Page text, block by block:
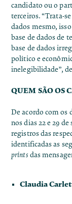
candidato ou o
terceiros. “Trata-
dados mesmo,
base de dados de
base de dados
político e
inelegibilidade”,
QUEM SÃO OS
De acordo com os
nos dias 22 e 29
registros das
identificadas as
printsdas
Claudia